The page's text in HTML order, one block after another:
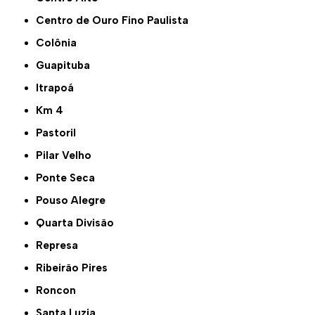
Centro de Ouro Fino Paulista
Colônia
Guapituba
Itrapoá
Km 4
Pastoril
Pilar Velho
Ponte Seca
Pouso Alegre
Quarta Divisão
Represa
Ribeirão Pires
Roncon